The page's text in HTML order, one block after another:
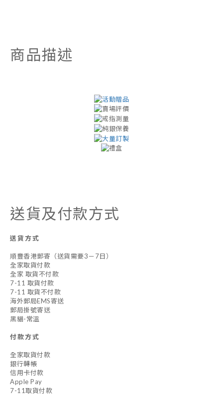
商品描述
送貨及付款方式
送貨方式
順豐香港郵寄（送貨需要3－7日）
全家取貨付款
全家 取貨不付款
7-11 取貨付款
7-11 取貨不付款
海外郵局EMS寄送
郵局掛號寄送
黑貓-常溫
付款方式
全家取貨付款
銀行轉帳
信用卡付款
Apple Pay
7-11取貨付款